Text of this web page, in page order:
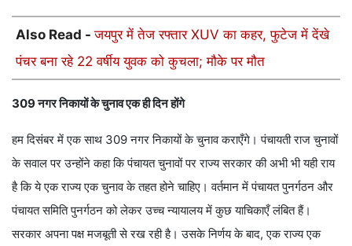
Also Read -जयपुर में तेज रफ्तार XUV का कहर, फुटेज में देंखे
पंचर बना रहे 22 वर्षीय युवक को कुचला; मौके पर मौत
309 नगर निकायों के चुनाव एक ही दिन होंगे
हम दिसंबर में एक साथ 309 नगर निकायों के चुनाव कराएँगे। पंचायती राज चुनावों
के सवाल पर उन्होंने कहा कि पंचायत चुनावों पर राज्य सरकार की अभी भी यही राय
है कि ये एक राज्य एक चुनाव के तहत होने चाहिए। वर्तमान में पंचायत पुनर्गठन और
पंचायत समिति पुनर्गठन को लेकर उच्च न्यायालय में कुछ याचिकाएँ लंबित हैं।
सरकार अपना पक्ष मजबूती से रख रही है। उसके निर्णय के बाद, एक राज्य एक